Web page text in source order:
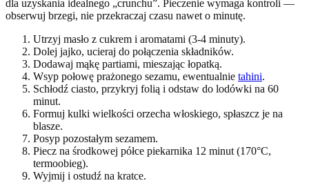
dla uzyskania idealnego „crunchu”. Pieczenie wymaga kontroli —
obserwuj brzegi, nie przekraczaj czasu nawet o minutę.
Utrzyj masło z cukrem i aromatami (3-4 minuty).
Dolej jajko, ucieraj do połączenia składników.
Dodawaj mąkę partiami, mieszając łopatką.
Wsyp połowę prażonego sezamu, ewentualnie tahini.
Schłodź ciasto, przykryj folią i odstaw do lodówki na 60
minut.
Formuj kulki wielkości orzecha włoskiego, spłaszcz je na
blasze.
Posyp pozostałym sezamem.
Piecz na środkowej półce piekarnika 12 minut (170°C,
termoobieg).
Wyjmij i ostudź na kratce.